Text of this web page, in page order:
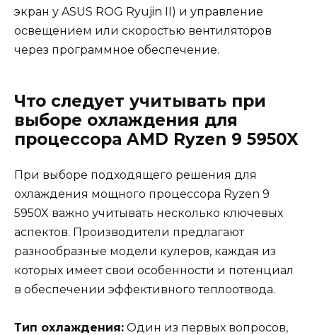
экран у ASUS ROG Ryujin II) и управление
освещением или скоростью вентиляторов
через программное обеспечение.
Что следует учитывать при
выборе охлаждения для
процессора AMD Ryzen 9 5950X
При выборе подходящего решения для
охлаждения мощного процессора Ryzen 9
5950X важно учитывать несколько ключевых
аспектов. Производители предлагают
разнообразные модели кулеров, каждая из
которых имеет свои особенности и потенциал
в обеспечении эффективного теплоотвода.
Тип охлаждения: Один из первых вопросов,